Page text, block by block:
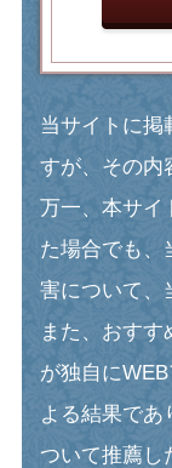
当サイトに掲
すが、その内
万一、本サイ
た場合でも、
害について、
また、おす
が独自に
よる結果であ
ついて推薦し